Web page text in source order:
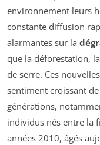
environnement leurs
constante diffusion
alarmantes sur la
que la déforestation,
de serre. Ces
sentiment croissant de
générations,
individus nés entre la
années 2010, âgés